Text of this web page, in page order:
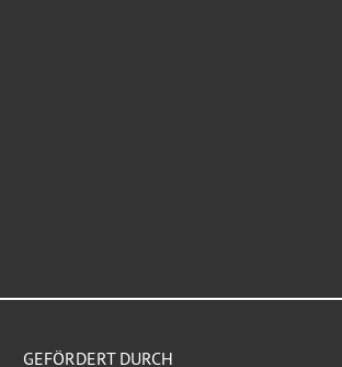
GEFÖRDERT DURCH